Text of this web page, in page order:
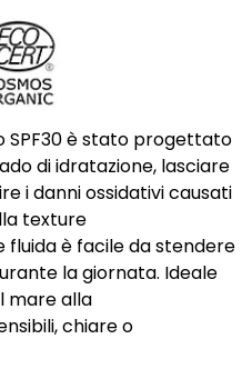
SPF30 è stato progettato
di idratazione, lasciare
i danni ossidativi causati
texture
è facile da stendere
la giornata. Ideale
mare alla
chiare o